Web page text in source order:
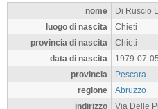
nome
Di Ruscio
luogo di nascita
Chieti
provincia di nascita
Chieti
data di nascita
1979-07-05
provincia
Pescara
regione
Abruzzo
indirizzo
Via Delle